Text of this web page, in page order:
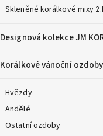
Skleněné korálkové mixy
Designová kolekce JM
Korálkové vánoční ozdoby
Hvězdy
Andělé
Ostatní ozdoby